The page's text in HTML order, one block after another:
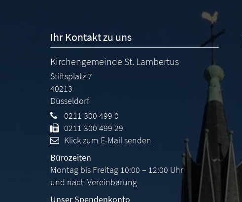
Ihr Kontakt zu uns
Kirchengemeinde St. Lambertus
Stiftsplatz 7
40213
Düsseldorf
0211 300 499 0
0211 300 499 29
Klick zum E-Mail senden
Bürozeiten
Montag bis Freitag 10:00 – 12:00 Uhr
und nach Vereinbarung
Unser Spendenkonto